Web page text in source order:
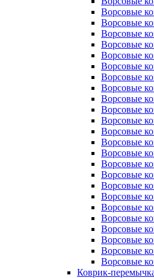
Ворсовые
Ворсовые
Ворсовые
Ворсовые
Ворсовые
Ворсовые
Ворсовые
Ворсовые
Ворсовые
Ворсовые
Ворсовые
Ворсовые
Ворсовые
Ворсовые
Ворсовые
Ворсовые
Ворсовые
Ворсовые
Ворсовые
Ворсовые
Ворсовые
Ворсовые
Ворсовые
Ворсовые
Коврик-